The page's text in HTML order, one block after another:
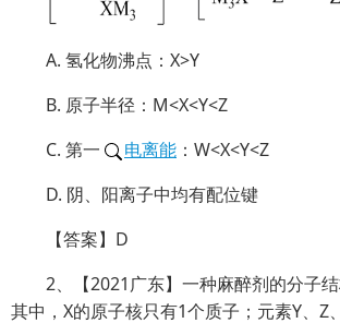
A. 氢化物沸点：X>Y
B. 原子半径：M<X<Y<Z
C. 第一
电离能 ：W<X<Y<Z
D. 阴、阳离子中均有配位键
【答案】D
2、【2021广东】一种麻醉剂的分子结
其中，X的原子核只有1个质子；元素Y、Z